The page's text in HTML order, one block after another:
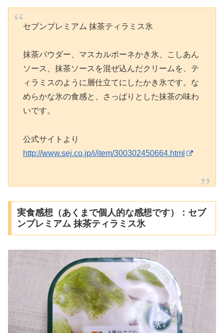
セブンプレミアム 抹茶ティラミス氷
抹茶パウダー、マスカルポーネかき氷、こしあん
ソース、抹茶ソースを混ぜ込んだクリームを、テ
ィラミスのように層仕立てにしたかき氷です。な
めらかな氷の食感と、さっぱりとした抹茶の味わ
いです。
公式サイトより
http://www.sej.co.jp/i/item/300302450664.html
実食感想（あくまで個人的な感想です）：セブ
ンプレミアム 抹茶ティラミス氷